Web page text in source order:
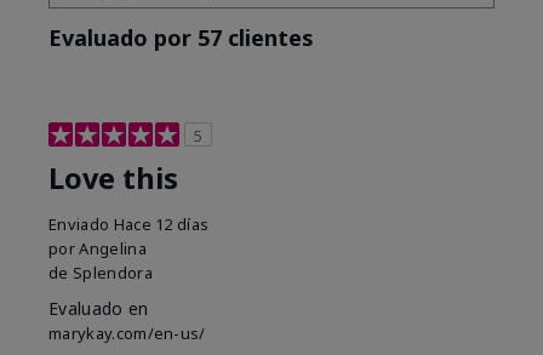
Evaluado por 57 clientes
5
Love this
Enviado Hace 12 días
porAngelina
de Splendora
Evaluado en
marykay.com/en-us/